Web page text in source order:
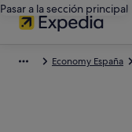
Pasar a la sección principal
Economy España